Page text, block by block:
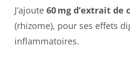
J’ajoute 60 mg d’extrait de
(rhizome), pour ses effets
inflammatoires.